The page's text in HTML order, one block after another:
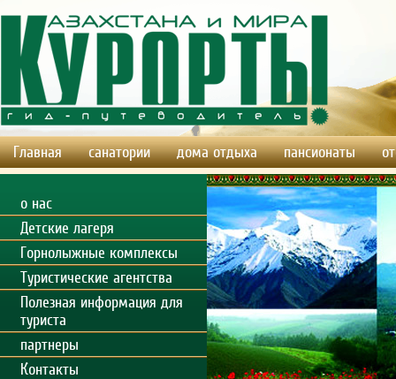
Главная санатории дома отдыха пансионаты
о нас
Детские лагеря
Горнолыжные комплексы
Туристические агентства
Полезная информация для
туриста
партнеры
Контакты